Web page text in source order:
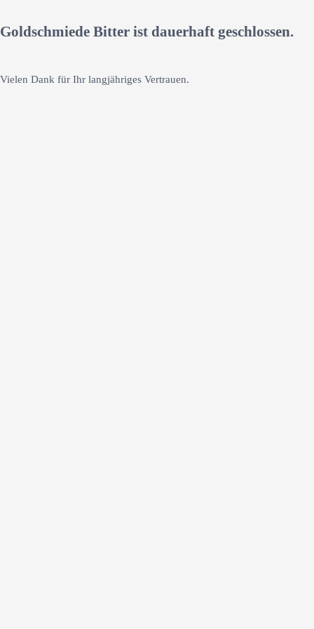
Goldschmiede Bitter ist dauerhaft geschlossen.
Vielen Dank für Ihr langjähriges Vertrauen.